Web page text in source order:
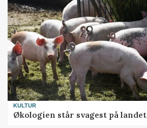
KULTUR
Økologien står svagest på landet